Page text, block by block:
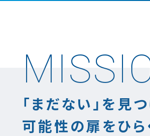
「まだない」を見つ
可能性の扉をひら